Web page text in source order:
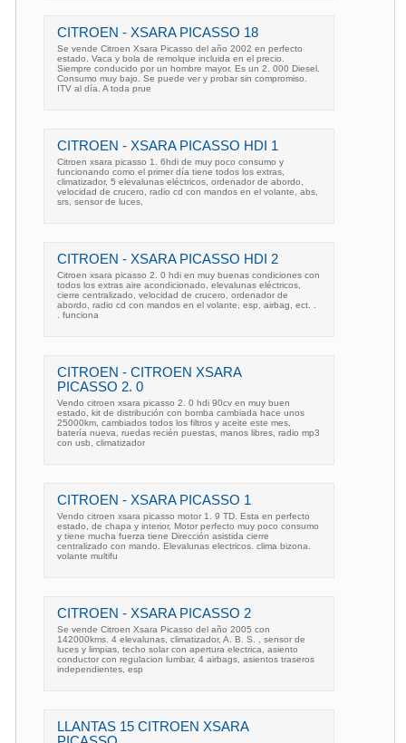
CITROEN - XSARA PICASSO 18
Se vende Citroen Xsara Picasso del año 2002 en perfecto
estado. Vaca y bola de remolque incluida en el precio.
Siempre conducido por un hombre mayor. Es un 2. 000 Diesel.
Consumo muy bajo. Se puede ver y probar sin compromiso.
ITV al día. A toda prue
CITROEN - XSARA PICASSO HDI 1
Citroen xsara picasso 1. 6hdi de muy poco consumo y
funcionando como el primer día tiene todos los extras,
climatizador, 5 elevalunas eléctricos, ordenador de abordo,
velocidad de crucero, radio cd con mandos en el volante, abs,
srs, sensor de luces,
CITROEN - XSARA PICASSO HDI 2
Citroen xsara picasso 2. 0 hdi en muy buenas condiciones con
todos los extras aire acondicionado, elevalunas eléctricos,
cierre centralizado, velocidad de crucero, ordenador de
abordo, radio cd con mandos en el volante, esp, airbag, ect. .
. funciona
CITROEN - CITROEN XSARA
PICASSO 2. 0
Vendo citroen xsara picasso 2. 0 hdi 90cv en muy buen
estado, kit de distribución con bomba cambiada hace unos
25000km, cambiados todos los filtros y aceite este mes,
batería nueva, ruedas recién puestas, manos libres, radio mp3
con usb, climatizador
CITROEN - XSARA PICASSO 1
Vendo citroen xsara picasso motor 1. 9 TD. Esta en perfecto
estado, de chapa y interior, Motor perfecto muy poco consumo
y tiene mucha fuerza tiene Dirección asistida cierre
centralizado con mando. Elevalunas electricos. clima bizona.
volante multifu
CITROEN - XSARA PICASSO 2
Se vende Citroen Xsara Picasso del año 2005 con
142000kms. 4 elevalunas, climatizador, A. B. S. , sensor de
luces y limpias, techo solar con apertura electrica, asiento
conductor con regulacion lumbar, 4 airbags, asientos traseros
independientes, esp
LLANTAS 15 CITROEN XSARA